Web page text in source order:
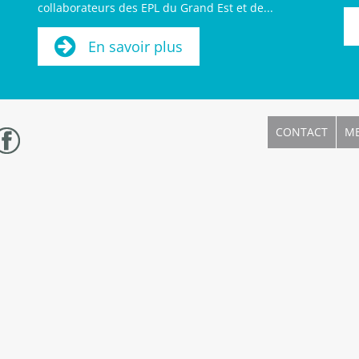
collaborateurs des EPL du Grand Est et de...
En savoir plus
CONTACT